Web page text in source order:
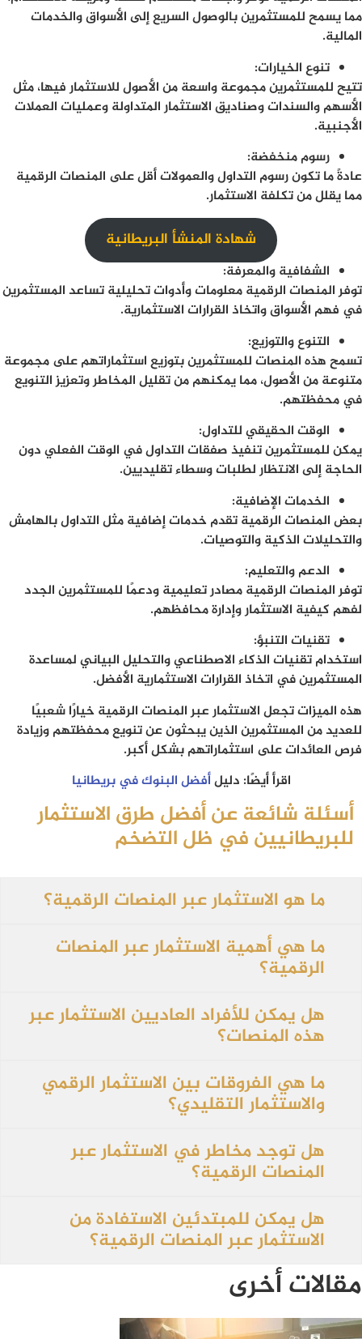
مما يسمح للمستثمرين بالوصول السريع إلى الأسواق والخدمات
المالية.
تنوع الخيارات:
تتيح للمستثمرين مجموعة واسعة من الأصول للاستثمار فيها، مثل
الأسهم والسندات وصناديق الاستثمار المتداولة وعمليات العملات
الأجنبية.
رسوم منخفضة:
عادةً ما تكون رسوم التداول والعمولات أقل على المنصات الرقمية
مما يقلل من تكلفة الاستثمار.
شهادة المنشأ البريطانية
الشفافية والمعرفة:
توفر المنصات الرقمية معلومات وأدوات تحليلية تساعد المستثمرين
في فهم الأسواق واتخاذ القرارات الاستثمارية.
التنوع والتوزيع:
تسمح هذه المنصات للمستثمرين بتوزيع استثماراتهم على مجموعة
متنوعة من الأصول، مما يمكنهم من تقليل المخاطر وتعزيز التنويع
في محفظتهم.
الوقت الحقيقي للتداول:
يمكن للمستثمرين تنفيذ صفقات التداول في الوقت الفعلي دون
الحاجة إلى الانتظار لطلبات وسطاء تقليديين.
الخدمات الإضافية:
بعض المنصات الرقمية تقدم خدمات إضافية مثل التداول بالهامش
والتحليلات الذكية والتوصيات.
الدعم والتعليم:
توفر المنصات الرقمية مصادر تعليمية ودعمًا للمستثمرين الجدد
لفهم كيفية الاستثمار وإدارة محافظهم.
تقنيات التنبؤ:
استخدام تقنيات الذكاء الاصطناعي والتحليل البياني لمساعدة
المستثمرين في اتخاذ القرارات الاستثمارية الأفضل.
هذه الميزات تجعل الاستثمار عبر المنصات الرقمية خيارًا شعبيًا
للعديد من المستثمرين الذين يبحثون عن تنويع محفظتهم وزيادة
فرص العائدات على استثماراتهم بشكل أكبر.
اقرأ أيضًا: دليلأفضل البنوك في بريطانيا
أسئلة شائعة عن أفضل طرق الاستثمار
للبريطانيين في ظل التضخم
ما هو الاستثمار عبر المنصات الرقمية؟
ما هي أهمية الاستثمار عبر المنصات
الرقمية؟
هل يمكن للأفراد العاديين الاستثمار عبر
هذه المنصات؟
ما هي الفروقات بين الاستثمار الرقمي
والاستثمار التقليدي؟
هل توجد مخاطر في الاستثمار عبر
المنصات الرقمية؟
هل يمكن للمبتدئين الاستفادة من
الاستثمار عبر المنصات الرقمية؟
مقالات أخرى